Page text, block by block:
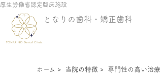
厚生労働省認定臨床施設
となりの歯科・矯正歯科
ホーム > 当院の特徴 > 専門性の高い治療